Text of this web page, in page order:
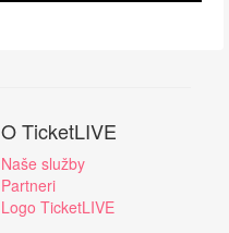
O TicketLIVE
Naše služby
Partneri
Logo TicketLIVE